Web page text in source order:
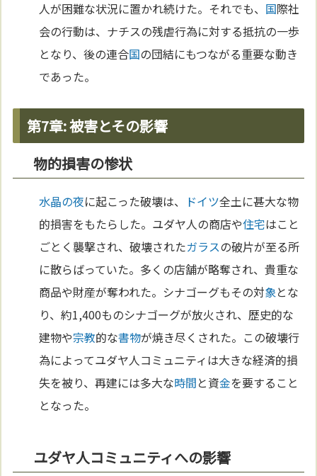
人が困難な状況に置かれ続けた。それでも、 国際社
会の行動は、ナチスの残虐行為に対する抵抗の一歩
となり、後の連合国の団結にもつながる重要な動き
であった。
第7章: 被害とその影響
物的損害の惨状
水晶の夜に起こった破壊は、 ドイツ全土に甚大な物
的損害をもたらした。ユダヤ人の商店や住宅はこと
ごとく襲撃され、破壊されたガラスの破片が至る所
に散らばっていた。多くの店舗が略奪され、貴重な
商品や財産が奪われた。シナゴーグもその対象とな
り、約1,400ものシナゴーグが放火され、歴史的な
建物や宗教的な書物が焼き尽くされた。この破壊行
為によってユダヤ人コミュニティは大きな経済的損
失を被り、再建には多大な時間と資金を要すること
となった。
ユダヤ人コミュニティへの影響